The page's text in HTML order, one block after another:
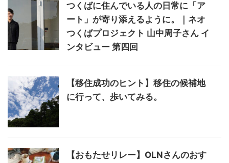
つくばに住んでいる人の日常に「ア
ート」が寄り添えるように。｜ネオ
つくばプロジェクト 山中周子さん イ
ンタビュー 第四回
【移住成功のヒント】移住の候補地
に行って、歩いてみる。
【おもたせリレー】OLNさんのおす